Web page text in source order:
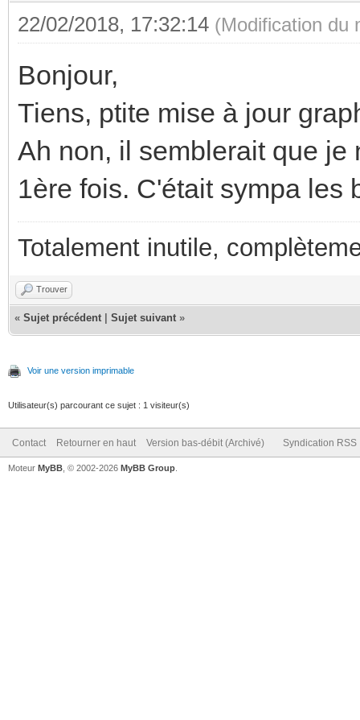
22/02/2018, 17:32:14 (Modification du
Bonjour,
Tiens, ptite mise à jour
Ah non, il semblerait que
1ère fois. C'était sympa les
Totalement inutile,
Trouver
« Sujet précédent Sujet suivant »
Voir une version imprimable
Utilisateur(s) parcourant ce sujet : 1 visiteur(s)
Contact Retourner en haut Version bas-débit (Archivé) Syndication RSS
Moteur MyBB , © 2002-2026 MyBB Group